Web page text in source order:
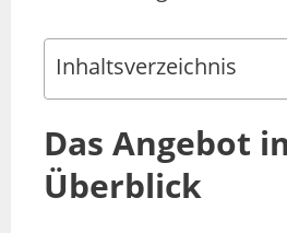
Inhaltsverzeichnis
Das Angebot
Überblick